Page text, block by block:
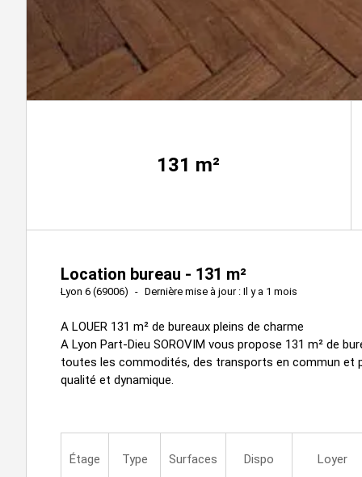
131 m²
Location bureau - 131 m²
Lyon 6 (69006) Dernière mise à jour : Il y a 1 mois
A LOUER 131 m² de bureaux pleins de charme
A Lyon Part-Dieu SOROVIM vous propose 131 m² de
toutes les commodités, des transports en commun et
qualité et dynamique.
Étage Type Surfaces Dispo Loyer